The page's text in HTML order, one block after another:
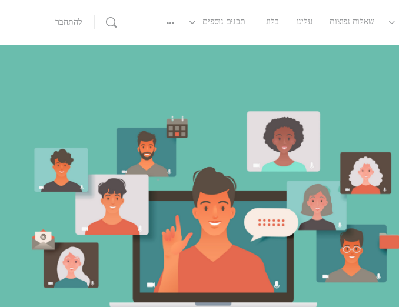
שאלות נפוצות עלינו בלוג תכנים נוספים להתחבר